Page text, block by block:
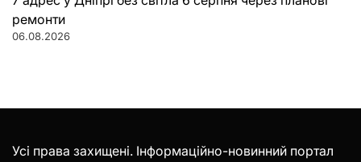
ремонти
06.08.2026
Усі права захищені. Інформаційно-новинний портал